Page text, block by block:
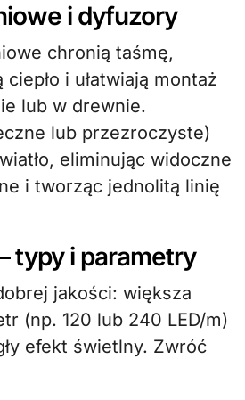
i dyfuzory
chronią taśmę,
i ułatwiają montaż
lub w drewnie.
lub przezroczyste)
eliminując widoczne
i tworząc jednolitą linię
typy i parametry
jakości: większa
(np. 120 lub 240 LED/m)
efekt świetlny. Zwróć